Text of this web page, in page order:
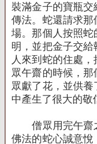
裝滿金子的寶瓶
傳法。蛇還請求
場。那個人按照
明，並把金子交
人來到蛇的住處
眾午齋的時候，
眾獻了花，並供
中產生了很大的敬
僧眾用完午齋之
佛法的蛇心誠意